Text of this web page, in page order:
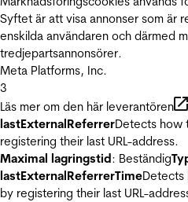
Syftet är att visa annonser som är
enskilda användaren och därmed
tredjepartsannonsörer.
Meta Platforms, Inc.
3
Läs mer om den här leverantören
lastExternalReferrerDetects how
registering their last URL-address.
Maximal lagringstid: Beständig
lastExternalReferrerTimeDetects
by registering their last URL-